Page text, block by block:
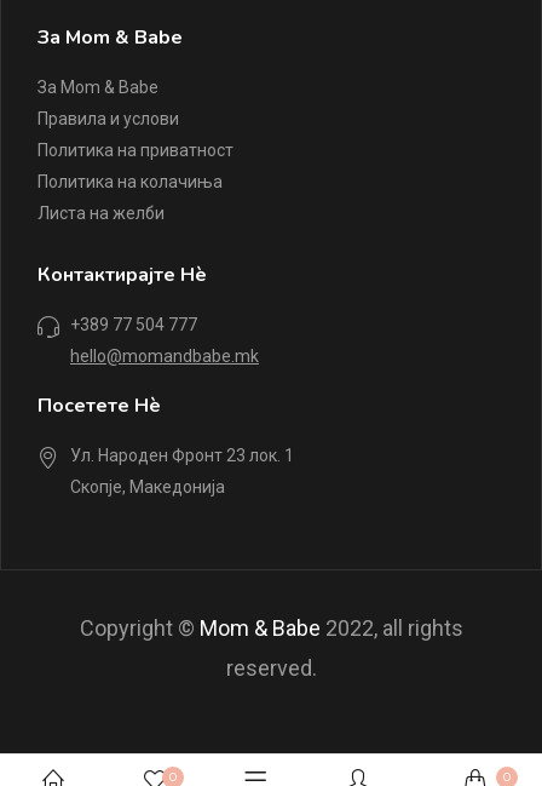
За Mom & Babe
За Mom & Babe
Правила и услови
Политика на приватност
Политика на колачиња
Листа на желби
Контактирајте Нè
+389 77 504 777
hello@momandbabe.mk
Посетете Нè
Ул. Народен Фронт 23 лок. 1
Скопје, Македонија
Copyright © Mom & Babe 2022, all rights
reserved.
0 0